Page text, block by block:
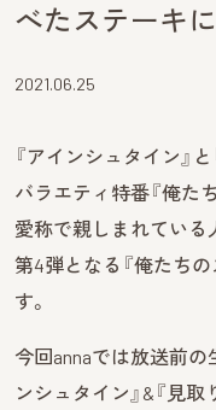
べたステーキに
2021.06.25
『アインシュタイン』
バラエティ特番『俺た
愛称で親しまれている
第4弾となる『俺たち
す。
今回annaでは放送前の
ンシュタイン』&『見